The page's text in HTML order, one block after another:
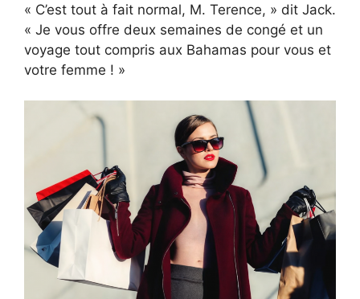
« C’est tout à fait normal, M. Terence, » dit Jack.
« Je vous offre deux semaines de congé et un
voyage tout compris aux Bahamas pour vous et
votre femme ! »